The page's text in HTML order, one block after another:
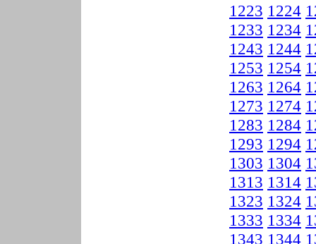
1223 1224
1233 1234
1243 1244
1253 1254
1263 1264
1273 1274
1283 1284
1293 1294
1303 1304
1313 1314
1323 1324
1333 1334
1343 1344